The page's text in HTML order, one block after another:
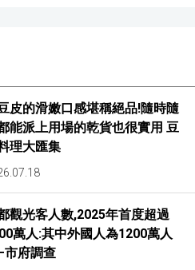
皮的滑嫩口感堪稱絕品!隨時隨
能派上用場的乾貨也很實用 豆
理大匯集
觀光客人數,2025年首度超過
萬人:其中外國人為1200萬人
府調查